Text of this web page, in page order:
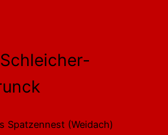
Spatzennest (Weidach)